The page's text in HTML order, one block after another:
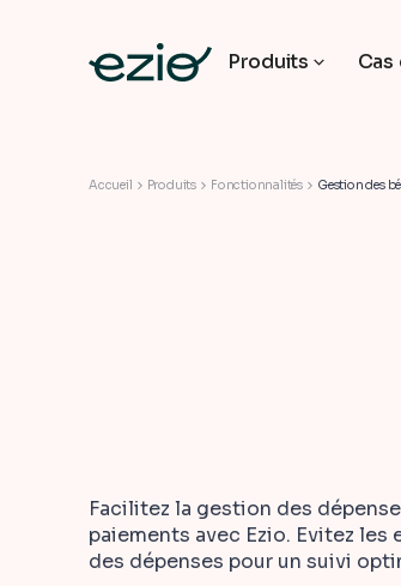
Produits
Accueil Produits Fonctionnalités Gestion des
Facilitez la gestion des
paiements avec Ezio. Evitez
des dépenses pour un suivi